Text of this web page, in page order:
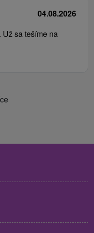
04.08.2026
sa tešíme na